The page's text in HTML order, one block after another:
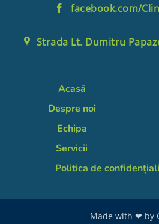
facebook.com/
Strada Lt. Dumitru
Acasă
Despre noi
Echipa
Servicii
Politica de
Made with ❤ by